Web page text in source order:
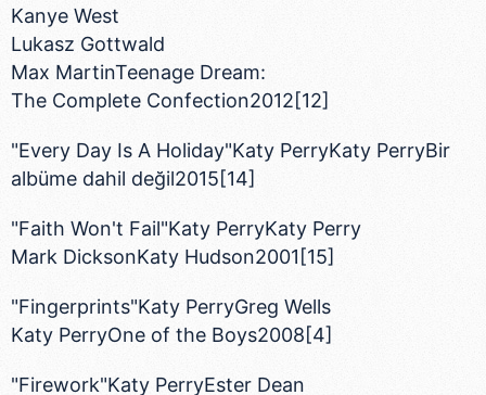
Kanye West
Lukasz Gottwald
Max MartinTeenage Dream:
The Complete Confection2012[12]
"Every Day Is A Holiday"Katy PerryKaty PerryBir
albüme dahil değil2015[14]
"Faith Won't Fail"Katy PerryKaty Perry
Mark DicksonKaty Hudson2001[15]
"Fingerprints"Katy PerryGreg Wells
Katy PerryOne of the Boys2008[4]
"Firework"Katy PerryEster Dean